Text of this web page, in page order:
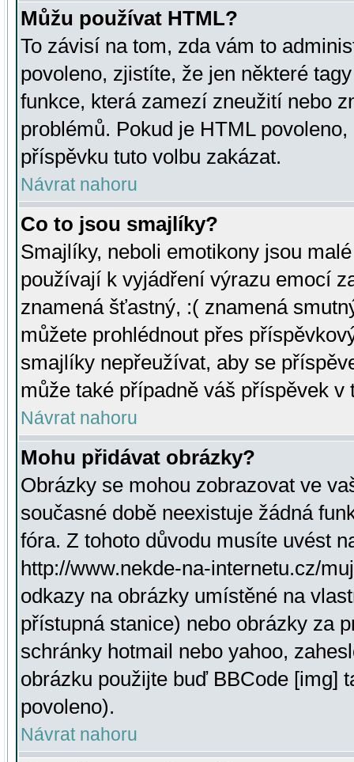
Můžu používat HTML?
To závisí na tom, zda vám to
povoleno, zjistíte, že jen některé
funkce, která zamezí zneužití nebo
problémů. Pokud je HTML
příspěvku tuto volbu zakázat.
Návrat nahoru
Co to jsou smajlíky?
Smajlíky, neboli emotikony jsou
používají k vyjádření výrazu emocí
znamená šťastný, :( znamená
můžete prohlédnout přes
smajlíky nepřeužívat, aby se
může také případně váš příspěvek v
Návrat nahoru
Mohu přidávat obrázky?
Obrázky se mohou zobrazovat ve
současné době neexistuje žádná
fóra. Z tohoto důvodu musíte uvést
http://www.nekde-na-internetu.cz/
odkazy na obrázky umístěné na
přístupná stanice) nebo obrázky za
schránky hotmail nebo yahoo,
obrázku použijte buď BBCode [img]
povoleno).
Návrat nahoru